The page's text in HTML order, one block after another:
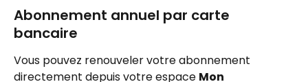
Abonnement annuel par carte
bancaire
Vous pouvez renouveler votre abonnement
directement depuis votre espace Mon